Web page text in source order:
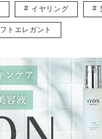
イヤリング
トエレガント